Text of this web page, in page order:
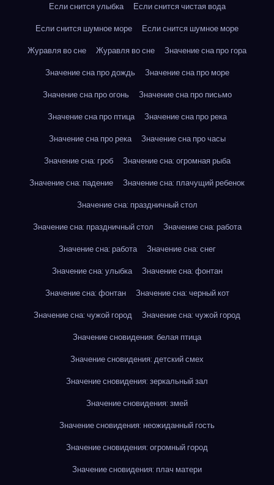
Если снится улыбка
Если снится чистая вода
Если снится шумное море
Если снится шумное море
Журавля во сне
Журавля во сне
Значение сна про гора
Значение сна про дождь
Значение сна про море
Значение сна про огонь
Значение сна про письмо
Значение сна про птица
Значение сна про река
Значение сна про река
Значение сна про часы
Значение сна: гроб
Значение сна: огромная рыба
Значение сна: падение
Значение сна: плачущий ребенок
Значение сна: праздничный стол
Значение сна: праздничный стол
Значение сна: работа
Значение сна: работа
Значение сна: снег
Значение сна: улыбка
Значение сна: фонтан
Значение сна: фонтан
Значение сна: черный кот
Значение сна: чужой город
Значение сна: чужой город
Значение сновидения: белая птица
Значение сновидения: детский смех
Значение сновидения: зеркальный зал
Значение сновидения: змей
Значение сновидения: неожиданный гость
Значение сновидения: огромный город
Значение сновидения: плач матери